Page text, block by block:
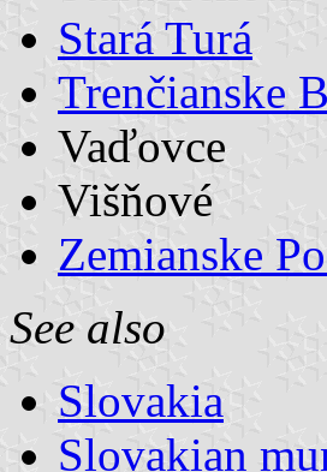
Stará Turá
Trenčianske
Vaďovce
Višňové
Zemianske
See also
Slovakia
Slovakian